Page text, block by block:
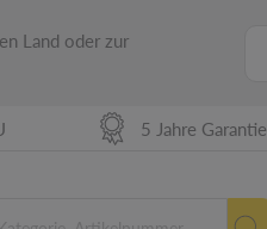
Land oder zur
5 Jahre Garantie